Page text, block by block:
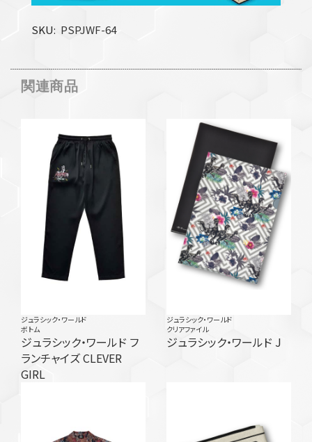
SKU PSPJWF-64
関連商品
ジュラシック・ワールド
ボトム
ジュラシック・ワールド フ
ランチャイズ CLEVER
GIRL
ジュラシック・ワールド
クリアファイル
ジュラシック・ワールド J